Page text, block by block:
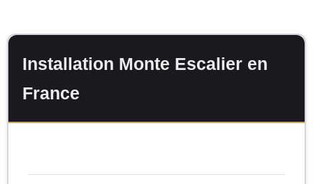
Installation Monte Escalier en
France